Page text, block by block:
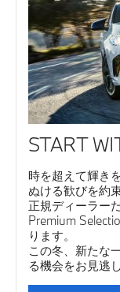
START
時を超えて輝き
ぬける歓びを約
正規ディーラー
Premium
ります。
この冬、新たな
る機会をお見逃